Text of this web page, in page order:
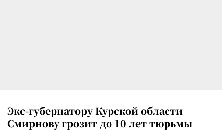
Экс-губернатору Курской области
Смирнову грозит до 10 лет тюрьмы